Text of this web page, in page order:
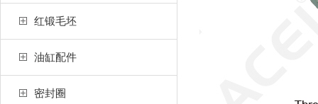
红锻毛坯
油缸配件
密封圈